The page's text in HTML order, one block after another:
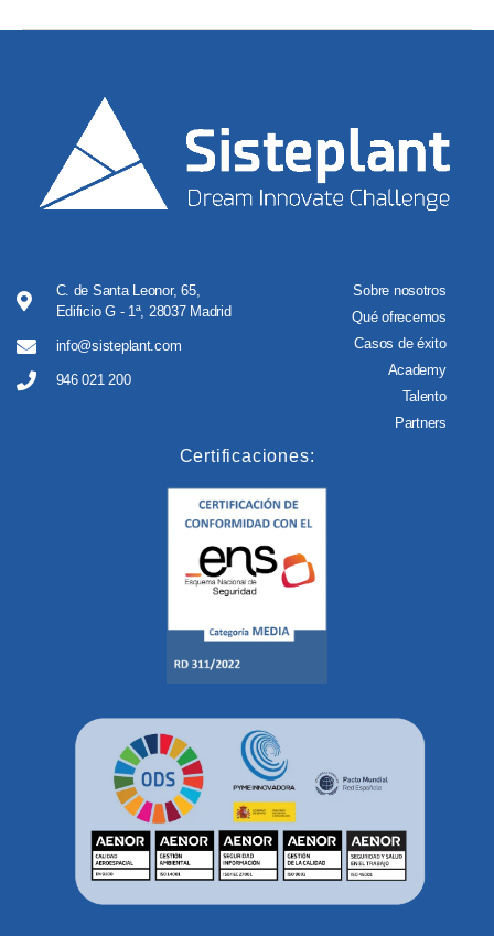
C. de Santa Leonor, 65,
Edificio G - 1ª, 28037 Madrid
info@sisteplant.com
946 021 200
Sobre nosotros
Qué ofrecemos
Casos de éxito
Academy
Talento
Partners
Certificaciones: